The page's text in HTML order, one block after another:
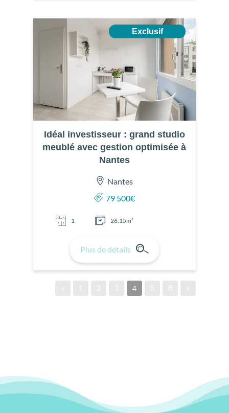
Exclusif
Idéal investisseur : grand studio
meublé avec gestion optimisée à
Nantes
Nantes
79 500€
1 26.15m²
Plus de détails
4